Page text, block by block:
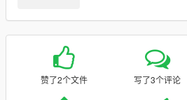
赞了2个文件 写了3个评论